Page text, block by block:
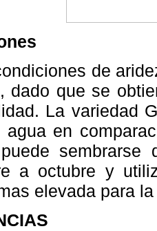
de
dado que se
La variedad
agua en
a octubre y
elevada para